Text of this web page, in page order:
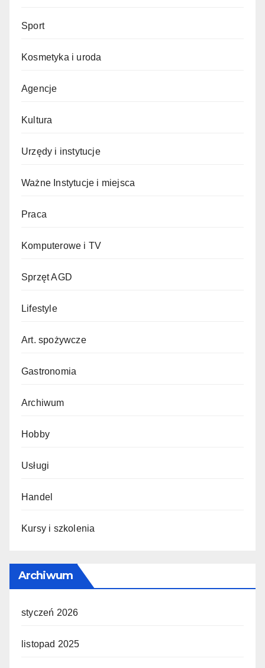
Sport
Kosmetyka i uroda
Agencje
Kultura
Urzędy i instytucje
Ważne Instytucje i miejsca
Praca
Komputerowe i TV
Sprzęt AGD
Lifestyle
Art. spożywcze
Gastronomia
Archiwum
Hobby
Usługi
Handel
Kursy i szkolenia
Archiwum
styczeń 2026
listopad 2025